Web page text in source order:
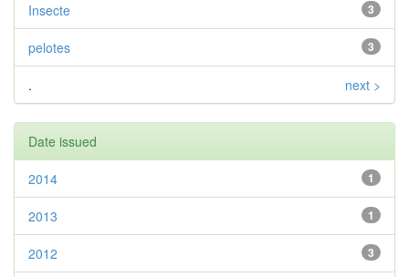
3
Insecte
3
pelotes
. next >
Date issued
1
2014
1
2013
3
2012